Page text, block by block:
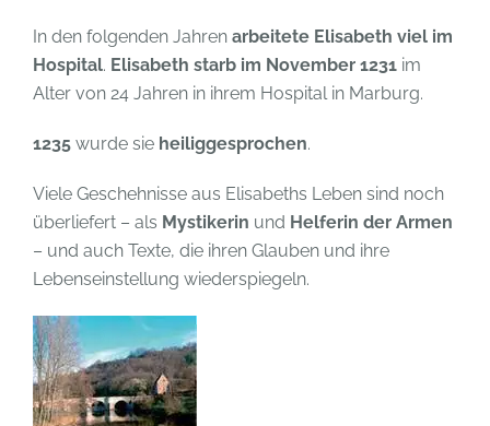
In den folgenden Jahren arbeitete Elisabeth viel im
Hospital. Elisabeth starb im November 1231 im
Alter von 24 Jahren in ihrem Hospital in Marburg.
1235 wurde sie heiliggesprochen.
Viele Geschehnisse aus Elisabeths Leben sind noch
überliefert – als Mystikerin und Helferin der Armen
– und auch Texte, die ihren Glauben und ihre
Lebenseinstellung wiederspiegeln.